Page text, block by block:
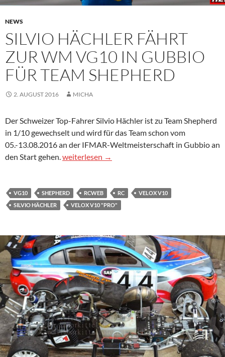
NEWS
SILVIO HÄCHLER FÄHRT
ZUR WM VG10 IN GUBBIO
FÜR TEAM SHEPHERD
2. AUGUST 2016 MICHA
Der Schweizer Top-Fahrer Silvio Hächler ist zu Team Shepherd
in 1/10 gewechselt und wird für das Team schon vom
05.-13.08.2016 an der IFMAR-Weltmeisterschaft in Gubbio an
den Start gehen.Silvio Hächler fährt zur WM VG10 in Gubbio
weiterlesen →
VG10 SHEPHERD RCWEB RC
VELOX V10
SILVIO HÄCHLER
VELOX V10 "PRO"